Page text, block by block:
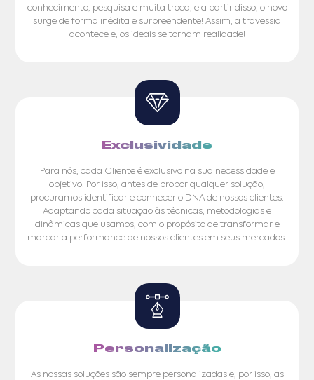
conhecimento, pesquisa e muita troca, e a partir disso, o novo
surge de forma inédita e surpreendente! Assim, a travessia
acontece e, os ideais se tornam realidade!
Exclusividade
Para nós, cada Cliente é exclusivo na sua necessidade e
objetivo. Por isso, antes de propor qualquer solução,
procuramos identificar e conhecer o DNA de nossos clientes.
Adaptando cada situação às técnicas, metodologias e
dinâmicas que usamos, com o propósito de transformar e
marcar a performance de nossos clientes em seus mercados.
Personalização
As nossas soluções são sempre personalizadas e, por isso, as